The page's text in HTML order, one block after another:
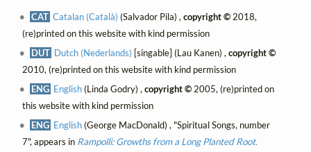
CAT Catalan (Català) (Salvador Pila) ,copyright © 2018,
(re)printed on this website with kind permission
DUT Dutch (Nederlands) [singable] (Lau Kanen) ,copyright ©
2010, (re)printed on this website with kind permission
ENG English(Linda Godry) ,copyright ©2005, (re)printed on
this website with kind permission
ENG English(George MacDonald) , "Spiritual Songs, number
7", appears in Rampolli: Growths from a Long Planted Root.